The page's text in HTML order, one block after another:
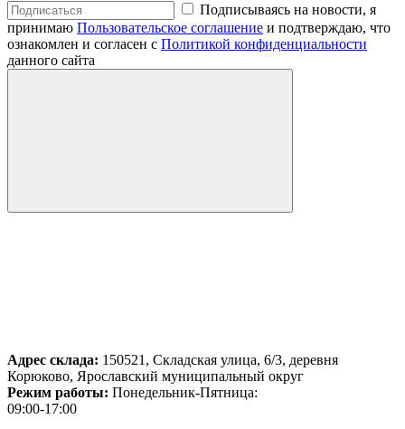
Подписываясь на новости, я
принимаю Пользовательское соглашение и подтверждаю, что
ознакомлен и согласен с Политикой конфиденциальности
данного сайта
Адрес склада: 150521, Складская улица, 6/3, деревня
Корюково, Ярославский муниципальный округ
Режим работы: Понедельник-Пятница:
09:00-17:00